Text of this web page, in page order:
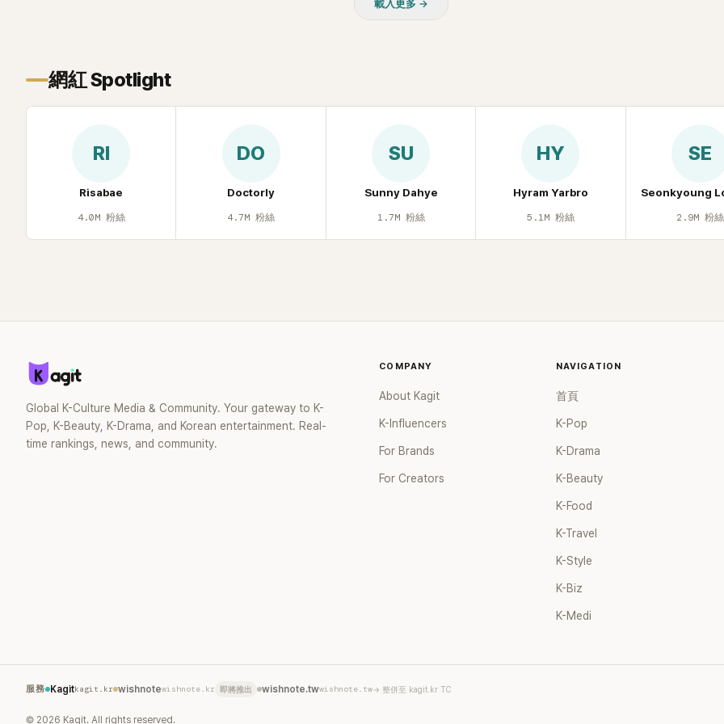
載入更多 →
網紅 Spotlight
RI
Risabae
4.0M 粉絲
DO
Doctorly
4.7M 粉絲
SU
Sunny Dahye
1.7M 粉絲
HY
Hyram Yarbro
5.1M 粉絲
SE
Seonkyoung
2.9M 粉絲
Global K-Culture Media & Community. Your gateway to K-
Pop, K-Beauty, K-Drama, and Korean entertainment. Real-
time rankings, news, and community.
COMPANY
About Kagit
K-Influencers
For Brands
For Creators
NAVIGATION
首頁
K-Pop
K-Drama
K-Beauty
K-Food
K-Travel
K-Style
K-Biz
K-Medi
服務 Kagitkagit.kr wishnotewishnote.kr 即將推出 wishnote.twwishnote.tw→ 整併至 kagit.kr TC
© 2026 Kagit. All rights reserved.